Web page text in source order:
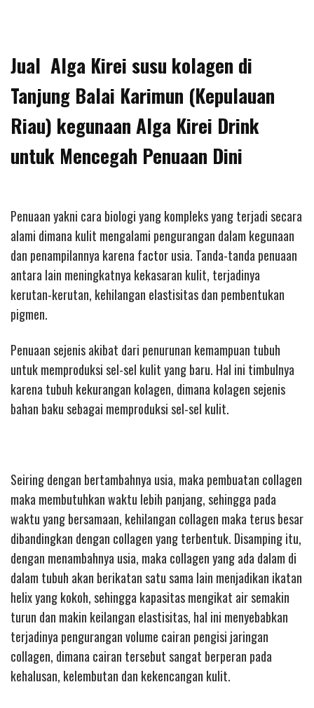
Jual Alga Kirei susu kolagen di
Tanjung Balai Karimun (Kepulauan
Riau) kegunaan Alga Kirei Drink
untuk Mencegah Penuaan Dini
Penuaan yakni cara biologi yang kompleks yang terjadi secara
alami dimana kulit mengalami pengurangan dalam kegunaan
dan penampilannya karena factor usia. Tanda-tanda penuaan
antara lain meningkatnya kekasaran kulit, terjadinya
kerutan-kerutan, kehilangan elastisitas dan pembentukan
pigmen.
Penuaan sejenis akibat dari penurunan kemampuan tubuh
untuk memproduksi sel-sel kulit yang baru. Hal ini timbulnya
karena tubuh kekurangan kolagen, dimana kolagen sejenis
bahan baku sebagai memproduksi sel-sel kulit.
Seiring dengan bertambahnya usia, maka pembuatan collagen
maka membutuhkan waktu lebih panjang, sehingga pada
waktu yang bersamaan, kehilangan collagen maka terus besar
dibandingkan dengan collagen yang terbentuk. Disamping itu,
dengan menambahnya usia, maka collagen yang ada dalam di
dalam tubuh akan berikatan satu sama lain menjadikan ikatan
helix yang kokoh, sehingga kapasitas mengikat air semakin
turun dan makin keilangan elastisitas, hal ini menyebabkan
terjadinya pengurangan volume cairan pengisi jaringan
collagen, dimana cairan tersebut sangat berperan pada
kehalusan, kelembutan dan kekencangan kulit.